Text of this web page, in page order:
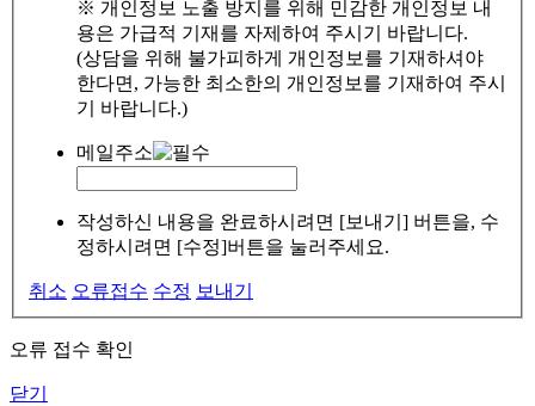
※ 개인정보 노출 방지를 위해 민감한 개인정보 내
용은 가급적 기재를 자제하여 주시기 바랍니다.
(상담을 위해 불가피하게 개인정보를 기재하셔야
한다면, 가능한 최소한의 개인정보를 기재하여 주시
기 바랍니다.)
메일주소
작성하신 내용을 완료하시려면 [보내기] 버튼을, 수
정하시려면 [수정]버튼을 눌러주세요.
취소 오류접수 수정 보내기
오류 접수 확인
닫기